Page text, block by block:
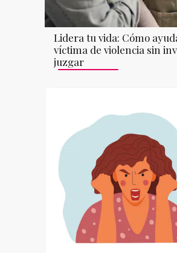
Lidera tu vida: Cómo
víctima de violencia sin
juzgar